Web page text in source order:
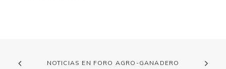
NOTICIAS EN FORO AGRO-GANADERO